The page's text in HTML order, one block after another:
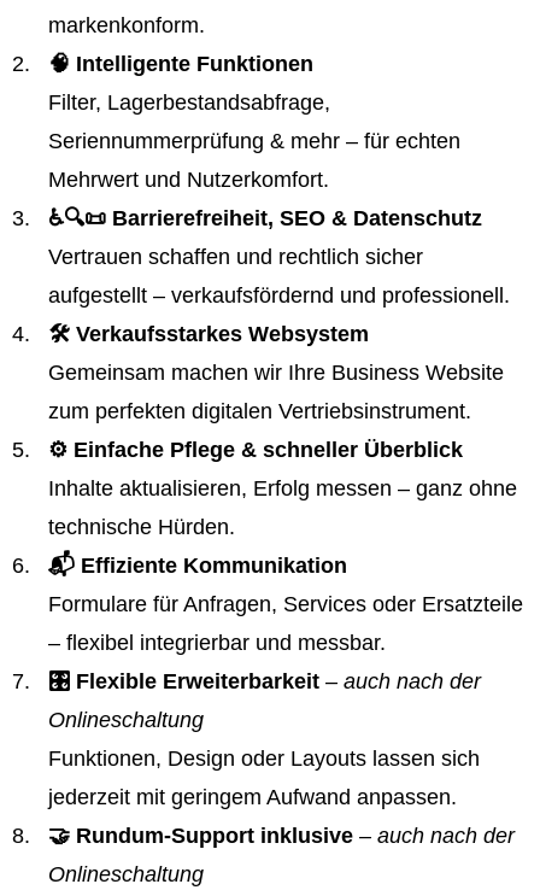
markenkonform.
🧠 Intelligente Funktionen
Filter, Lagerbestandsabfrage,
Seriennummerprüfung & mehr – für echten
Mehrwert und Nutzerkomfort.
♿️🔍📜 Barrierefreiheit, SEO & Datenschutz
Vertrauen schaffen und rechtlich sicher
aufgestellt – verkaufsfördernd und professionell.
🛠️ Verkaufsstarkes Websystem
Gemeinsam machen wir Ihre Business Website
zum perfekten digitalen Vertriebsinstrument.
⚙️ Einfache Pflege & schneller Überblick
Inhalte aktualisieren, Erfolg messen – ganz ohne
technische Hürden.
📬 Effiziente Kommunikation
Formulare für Anfragen, Services oder Ersatzteile
– flexibel integrierbar und messbar.
🎛️ Flexible Erweiterbarkeit – auch nach der
Onlineschaltung
Funktionen, Design oder Layouts lassen sich
jederzeit mit geringem Aufwand anpassen.
🤝 Rundum-Support inklusive – auch nach der
Onlineschaltung